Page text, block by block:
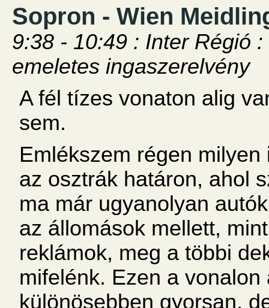
Sopron - Wien
9:38 - 10:49 : Inter Régió
emeletes ingaszerelvény
A fél tízes vonaton alig
sem.
Emlékszem régen
az osztrák határon, ahol
ma már ugyanolyan
az állomások mellett,
reklámok, meg a többi
mifelénk. Ezen a
különösebben gyorsan,